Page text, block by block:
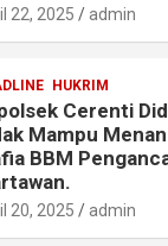
22, 2025 admin
HUKRIM
Cerenti
Mampu
BBM
20, 2025 admin